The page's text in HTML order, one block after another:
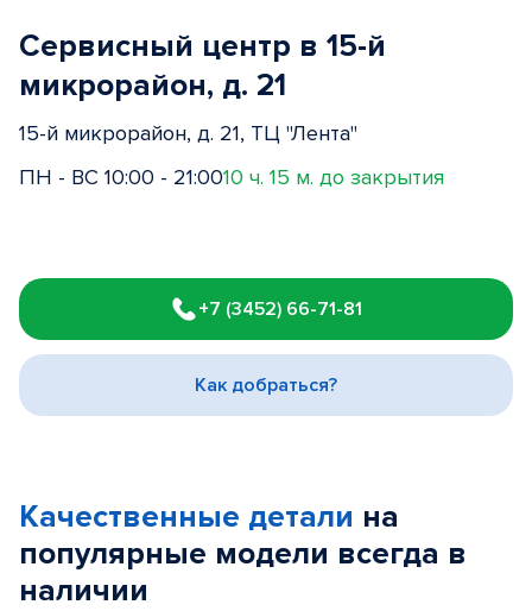
Сервисный центр в 15-й
микрорайон, д. 21
15-й микрорайон, д. 21, ТЦ "Лента"
ПН - ВС 10:00 - 21:0010 ч. 15 м. до закрытия
1
of
3
+7 (3452) 66-71-81
Как добраться?
Качественные детали на
популярные модели всегда в
наличии